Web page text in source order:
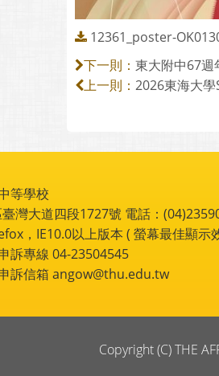
12361_poster-
下一則： 東大附中67週
上一則： 2026東海大學
等學校
灣大道四段1727號 電話：
，IE10.0以上版本 ( 螢幕最佳顯示
訴專線 04-23504545
訴信箱 angow@thu.edu.tw
Copyright (C) THE